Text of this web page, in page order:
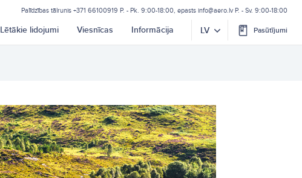
Palīdzības tālrunis +371 66100919 P. - Pk. 9:00-18:00, epasts info@aero.lv P. - Sv. 9:00-18:00
Lētākie lidojumi Viesnīcas Informācija LV Pasūtījumi